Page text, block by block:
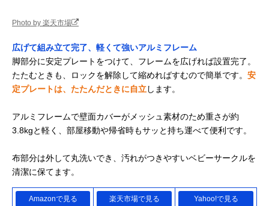
Photo by 楽天市場
広げて組み立て完了、軽くて強いアルミフレーム
脚部分に安定プレートをつけて、フレームを広げれば設置完了。
たたむときも、ロックを解除して縮めればすむので簡単です。 安
定プレートは、たたんだときに自立します。
アルミフレームで壁面カバーがメッシュ素材のため重さが約
3.8kgと軽く、部屋移動や帰省時もサッと持ち運べて便利です。
布部分は外して丸洗いでき、汚れがつきやすいベビーサークルを
清潔に保てます。
Amazonで見る 楽天市場で見る Yahoo!で見る